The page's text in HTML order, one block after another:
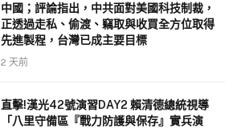
中國；評論指出，中共面對美國科技制裁，
正透過走私、偷渡、竊取與收買全方位取得
先進製程，台灣已成主要目標
2 天前
直擊!漢光42號演習DAY2 賴清德總統視導
「八里守備區『戰力防護與保存』實兵演